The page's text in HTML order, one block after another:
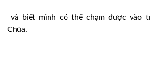
và biết mình có thể chạm được vào
Chúa.